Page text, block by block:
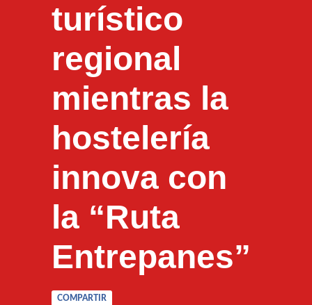
turístico
regional
mientras la
hostelería
innova con
la “Ruta
Entrepanes”
COMPARTIR